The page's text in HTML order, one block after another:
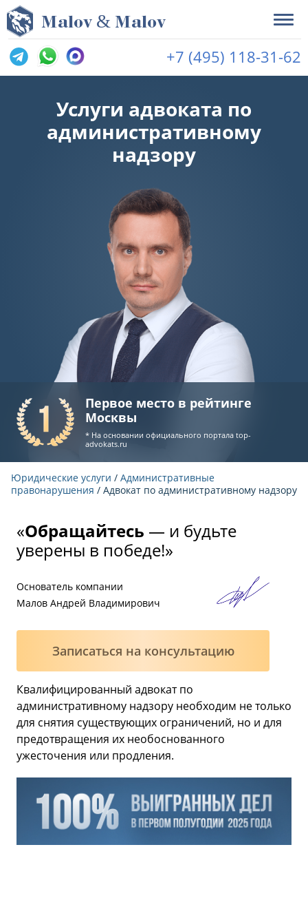
Malov & Malov
+7 (495) 118-31-62
Услуги адвоката по
административному
надзору
Первое место в рейтинге
Москвы
* На основании официального порталаtop-
advokats.ru
Юридические услуги / Административные
правонарушения / Адвокат по административному надзору
«Обращайтесь — и будьте
уверены в победе!»
Основатель компании
Малов Андрей Владимирович
Записаться на консультацию
Квалифицированный адвокат по
административному надзору необходим не только
для снятия существующих ограничений, но и для
предотвращения их необоснованного
ужесточения или продления.